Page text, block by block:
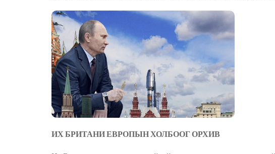
ИХ БРИТАНИ ЕВРОПЫН ХОЛБООГ ОРХИВ